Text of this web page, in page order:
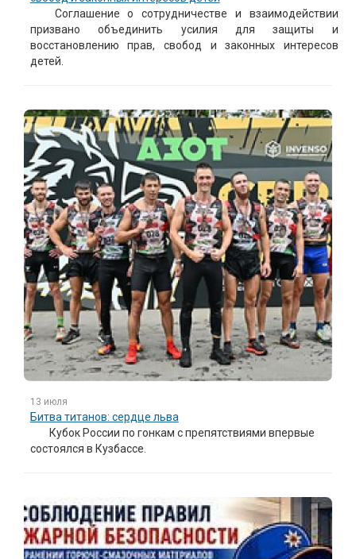
Соглашение о сотрудничестве и взаимодействии
призвано объединить усилия для защиты и
восстановлению прав, свобод и законных интересов
детей.
13 июля
Битва титанов: сердце льва
Кубок России по гонкам с препятствиями впервые
состоялся в Кузбассе.